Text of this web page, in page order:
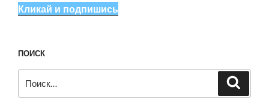
Кликай и подпишись
ПОИСК